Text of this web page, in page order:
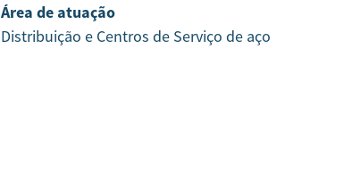
Área de atuação
Distribuição e Centros de Serviço de aço